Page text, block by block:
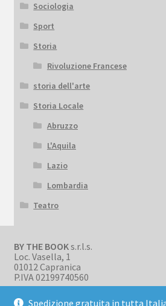
Spedizione gratuita in tutta
Sociologia
Sport
Storia
Rivoluzione Francese
storia dell'arte
Storia Locale
Abruzzo
L'Aquila
Lazio
Lombardia
Teatro
BY THE BOOKs.r.l.s.
Loc. Vasella, 1
01012 Capranica
P.IVA 02199740560